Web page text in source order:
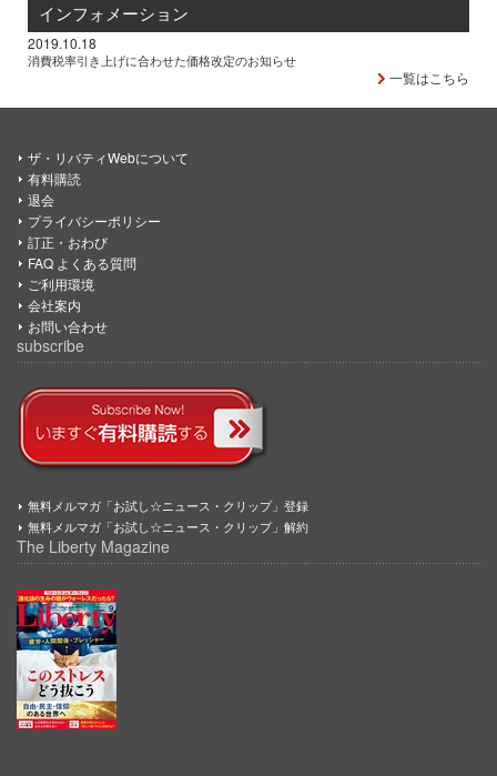
インフォメーション
2019.10.18
消費税率引き上げに合わせた価格改定のお知らせ
一覧はこちら
ザ・リバティWebについて
有料購読
退会
プライバシーポリシー
訂正・おわび
FAQ よくある質問
ご利用環境
会社案内
お問い合わせ
subscribe
無料メルマガ「お試し☆ニュース・クリップ」登録
無料メルマガ「お試し☆ニュース・クリップ」解約
The Liberty Magazine